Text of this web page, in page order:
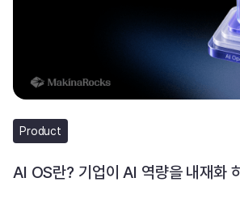
Product
AI OS란? 기업이 AI 역량을 내재화